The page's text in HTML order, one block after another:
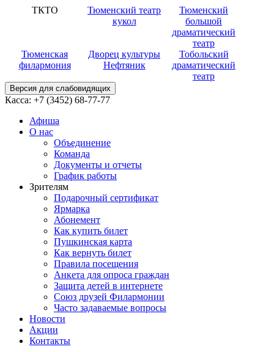
ТКТО
Тюменский театр
кукол
Тюменский
большой
драматический
театр
Тюменская
филармония
Дворец культуры
Нефтяник
Тобольский
драматический
театр
Версия для слабовидящих
Касса: +7 (3452) 68-77-77
Афиша
О нас
Объединение
Команда
Документы и отчеты
График работы
Зрителям
Подарочный сертификат
Ярмарка
Абонемент
Как купить билет
Пушкинская карта
Как вернуть билет
Правила посещения
Анкета для опроса граждан
Защита детей в интернете
Союз друзей Филармонии
Часто задаваемые вопросы
Новости
Акции
Контакты